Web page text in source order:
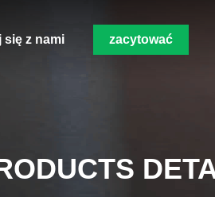
z nami zacytować